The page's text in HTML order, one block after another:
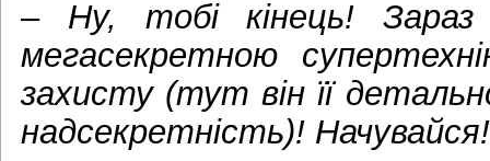
– Ну, тобі кінець!
мегасекретною
захисту (тут він її
надсекретність)! Начувайся!